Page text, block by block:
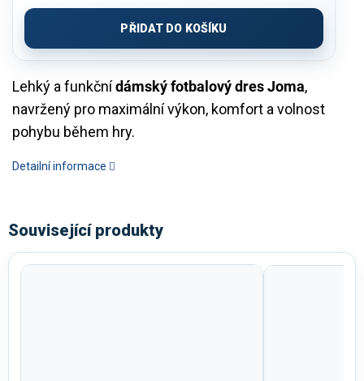
Lehký a funkčnídámský fotbalový dres Joma,
navržený pro maximální výkon, komfort a volnost
pohybu během hry.
Detailní informace
cena:
PŘIDAT DO KOŠÍKU
Související produkty